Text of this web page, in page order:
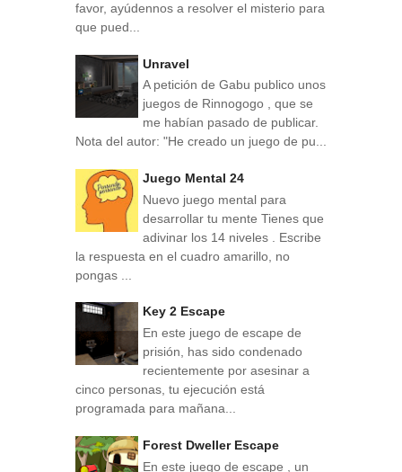
favor, ayúdennos a resolver el misterio para
que pued...
Unravel
A petición de Gabu publico unos
juegos de Rinnogogo , que se
me habían pasado de publicar.
Nota del autor: "He creado un juego de pu...
Juego Mental 24
Nuevo juego mental para
desarrollar tu mente Tienes que
adivinar los 14 niveles . Escribe
la respuesta en el cuadro amarillo, no
pongas ...
Key 2 Escape
En este juego de escape de
prisión, has sido condenado
recientemente por asesinar a
cinco personas, tu ejecución está
programada para mañana...
Forest Dweller Escape
En este juego de escape , un